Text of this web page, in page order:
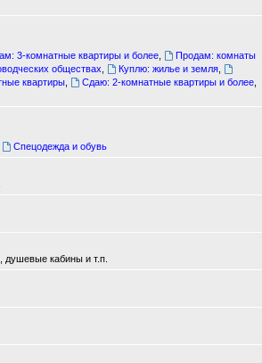
3-комнатные квартиры и более
Продам: комнаты
обществах Куплю: жилье и земля
квартиры Сдаю: 2-комнатные квартиры и более
Спецодежда и обувь
душевые кабины и т.п.